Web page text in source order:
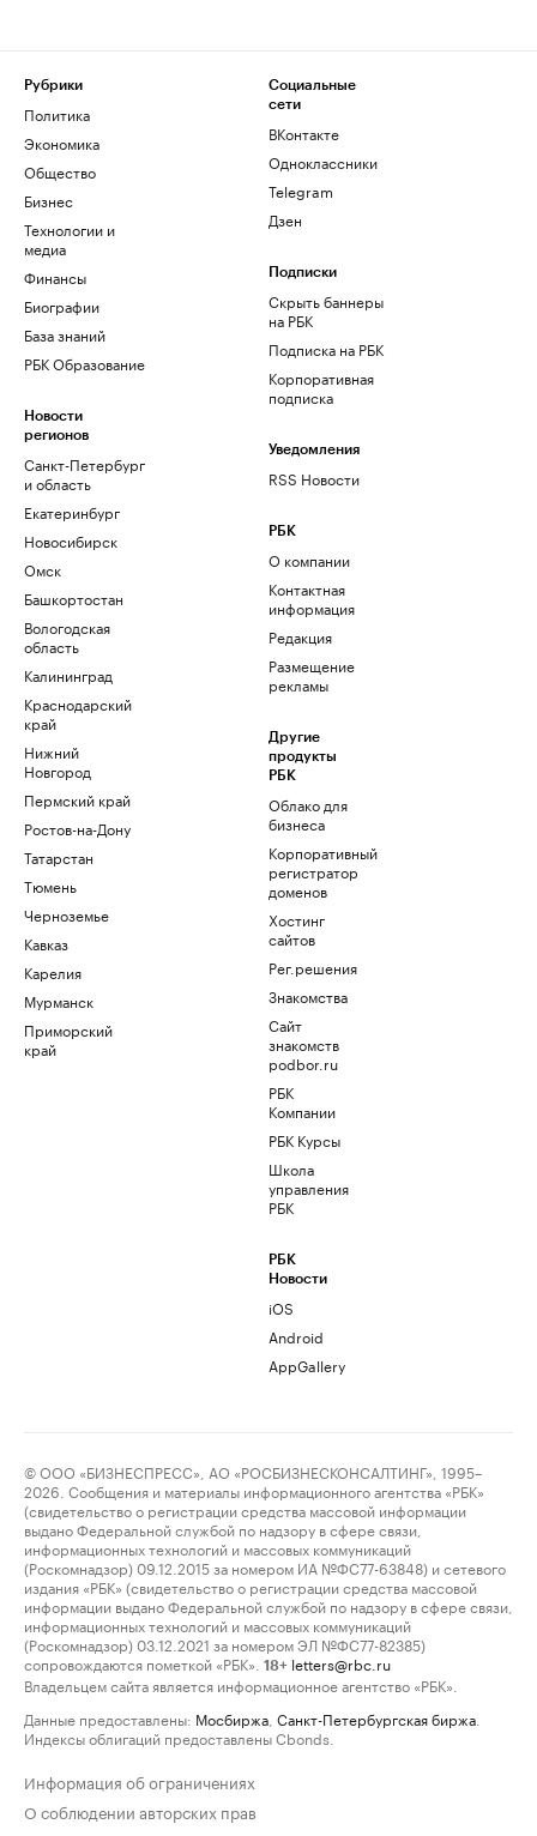
Рубрики
Политика
Экономика
Общество
Бизнес
Технологии и
медиа
Финансы
Биографии
База знаний
РБК Образование
Новости
регионов
Санкт-Петербург
и область
Екатеринбург
Новосибирск
Омск
Башкортостан
Вологодская
область
Калининград
Краснодарский
край
Нижний
Новгород
Пермский край
Ростов-на-Дону
Татарстан
Тюмень
Черноземье
Кавказ
Карелия
Мурманск
Приморский
край
Социальные
сети
ВКонтакте
Одноклассники
Telegram
Дзен
Подписки
Скрыть баннеры
на РБК
Подписка на РБК
Корпоративная
подписка
Уведомления
RSS Новости
РБК
О компании
Контактная
информация
Редакция
Размещение
рекламы
Другие
продукты
РБК
Облако для
бизнеса
Корпоративный
регистратор
доменов
Хостинг
сайтов
Рег.решения
Знакомства
Сайт
знакомств
podbor.ru
РБК
Компании
РБК Курсы
Школа
управления
РБК
РБК
Новости
iOS
Android
AppGallery
© ООО «БИЗНЕСПРЕСС», АО «РОСБИЗНЕСКОНСАЛТИНГ», 1995–
2026. Сообщения и материалы информационного агентства «РБК»
(свидетельство о регистрации средства массовой информации
выдано Федеральной службой по надзору в сфере связи,
информационных технологий и массовых коммуникаций
(Роскомнадзор) 09.12.2015 за номером ИА №ФС77-63848) и сетевого
издания «РБК» (свидетельство о регистрации средства массовой
информации выдано Федеральной службой по надзору в сфере связи,
информационных технологий и массовых коммуникаций
(Роскомнадзор) 03.12.2021 за номером ЭЛ №ФС77-82385)
сопровождаются пометкой «РБК».
18+ letters@rbc.ru
Владельцем сайта является информационное агентство «РБК».
Данные предоставлены: Мосбиржа Санкт-Петербургская биржа
Индексы облигаций предоставлены Cbonds.
Информация об ограничениях
О соблюдении авторских прав